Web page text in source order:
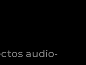
audio-